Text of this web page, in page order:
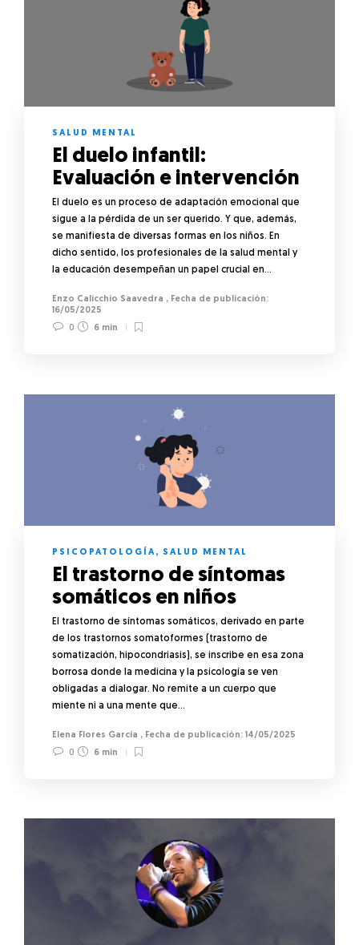
SALUD MENTAL
El duelo infantil:
Evaluación e intervención
El duelo es un proceso de adaptación emocional que
sigue a la pérdida de un ser querido. Y que, además,
se manifiesta de diversas formas en los niños. En
dicho sentido, los profesionales de la salud mental y
la educación desempeñan un papel crucial en…
Enzo Calicchio Saavedra ,
16/05/2025
0
6 min
PSICOPATOLOGÍA, SALUD MENTAL
El trastorno de síntomas
somáticos en niños
El trastorno de síntomas somáticos, derivado en parte
de los trastornos somatoformes (trastorno de
somatización, hipocondriasis), se inscribe en esa zona
borrosa donde la medicina y la psicología se ven
obligadas a dialogar. No remite a un cuerpo que
miente ni a una mente que…
Elena Flores García ,
14/05/2025
0
6 min